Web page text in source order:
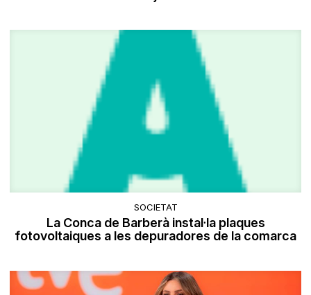
SOCIETAT
La Conca de Barberà instal·la plaques
fotovoltaiques a les depuradores de la comarca